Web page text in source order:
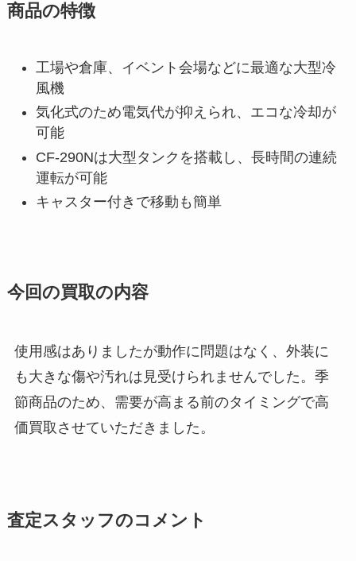
商品の特徴
工場や倉庫、イベント会場などに最適な大型冷
風機
気化式のため電気代が抑えられ、エコな冷却が
可能
CF-290Nは大型タンクを搭載し、長時間の連続
運転が可能
キャスター付きで移動も簡単
今回の買取の内容
使用感はありましたが動作に問題はなく、外装に
も大きな傷や汚れは見受けられませんでした。季
節商品のため、需要が高まる前のタイミングで高
価買取させていただきました。
査定スタッフのコメント